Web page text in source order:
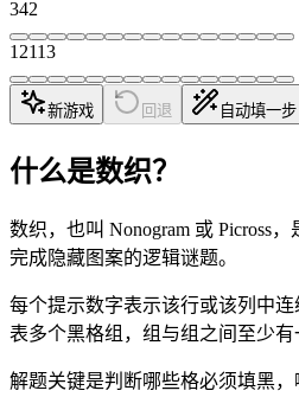
342
1 2113
新游戏 回退 自动填一步
什么是数织？
数织，也叫 Nonogram 或 Picross
完成隐藏图案的逻辑谜题。
每个提示数字表示该行或该列中
表多个黑格组，组与组之间至少有
解题关键是判断哪些格必须填黑